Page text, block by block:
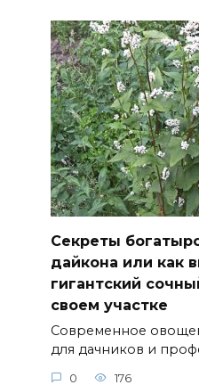
Секреты
дайкона или как
гигантский
своем участке
Современное
для дачников и
0 176